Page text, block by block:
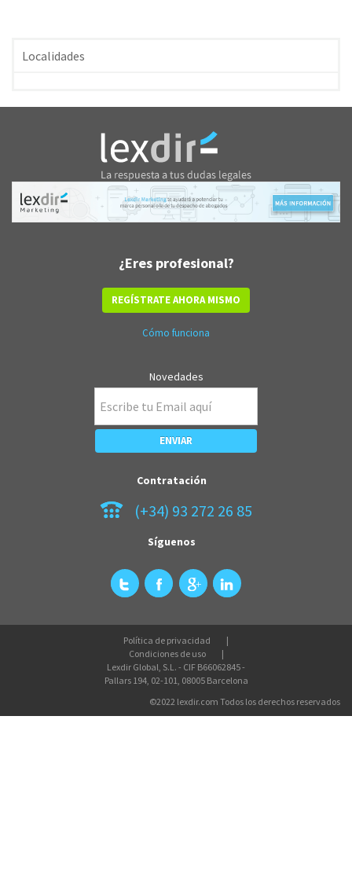
Localidades
¿Eres profesional?
REGÍSTRATE AHORA MISMO
Cómo funciona
Novedades
Contratación
(+34) 93 272 26 85
Síguenos
Política de privacidad
Condiciones de uso
Lexdir Global, S.L. - CIF B66062845 -
Pallars 194, 02-101, 08005 Barcelona
©2022 lexdir.com Todos los derechos reservados